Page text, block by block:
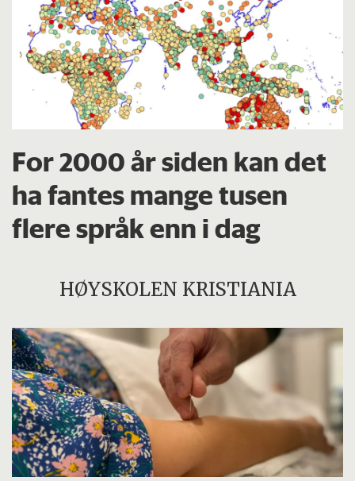
For 2000 år siden kan det
ha fantes mange tusen
flere språk enn i dag
HØYSKOLEN KRISTIANIA